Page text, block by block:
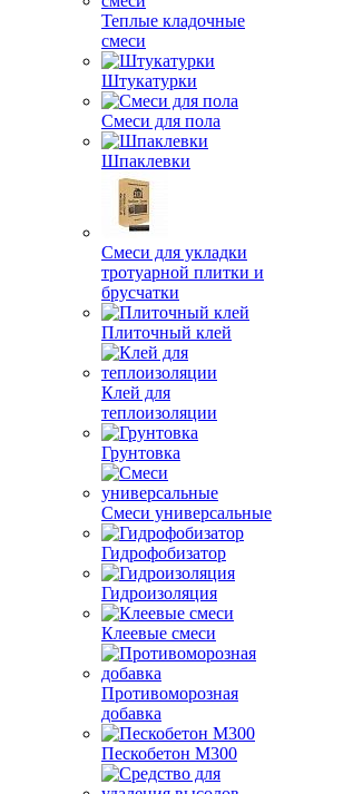
Теплые кладочные
смеси
Штукатурки
Смеси для пола
Шпаклевки
Смеси для укладки
тротуарной плитки и
брусчатки
Плиточный клей
Клей для
теплоизоляции
Грунтовка
Смеси универсальные
Гидрофобизатор
Гидроизоляция
Клеевые смеси
Противоморозная
добавка
Пескобетон М300